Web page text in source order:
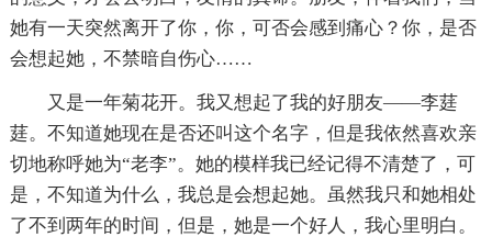
她有一天突然离开了你，你，可否会感到痛心？你，是否
会想起她，不禁暗自伤心……
又是一年菊花开。我又想起了我的好朋友——李莛
莛。不知道她现在是否还叫这个名字，但是我依然喜欢亲
切地称呼她为“老李”。她的模样我已经记得不清楚了，可
是，不知道为什么，我总是会想起她。虽然我只和她相处
了不到两年的时间，但是，她是一个好人，我心里明白。